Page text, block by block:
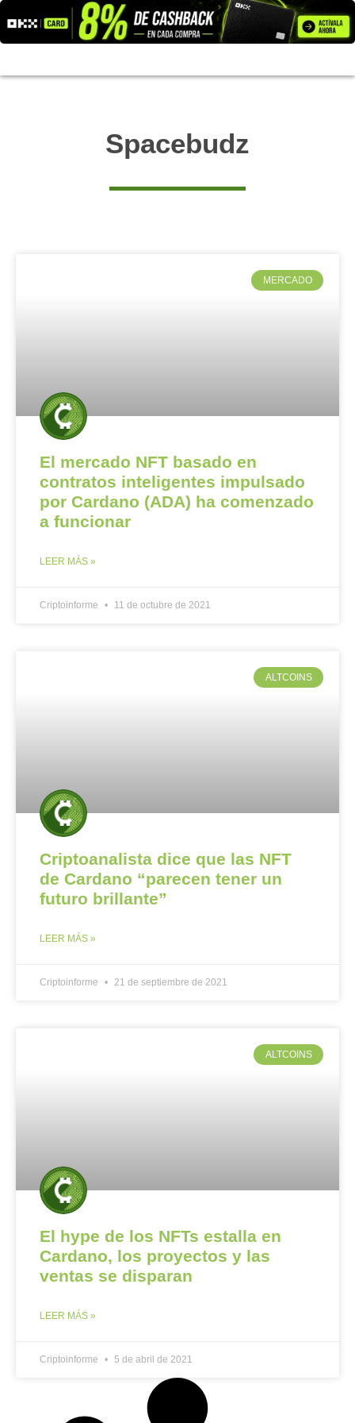
al
contenido
Spacebudz
MERCADO
El mercado NFT basado en
contratos inteligentes impulsado
por Cardano (ADA) ha comenzado
a funcionar
LEER MÁS »
Criptoinforme 11 de octubre de 2021
ALTCOINS
Criptoanalista dice que las NFT
de Cardano “parecen tener un
futuro brillante”
LEER MÁS »
Criptoinforme 21 de septiembre de 2021
ALTCOINS
El hype de los NFTs estalla en
Cardano, los proyectos y las
ventas se disparan
LEER MÁS »
Criptoinforme 5 de abril de 2021